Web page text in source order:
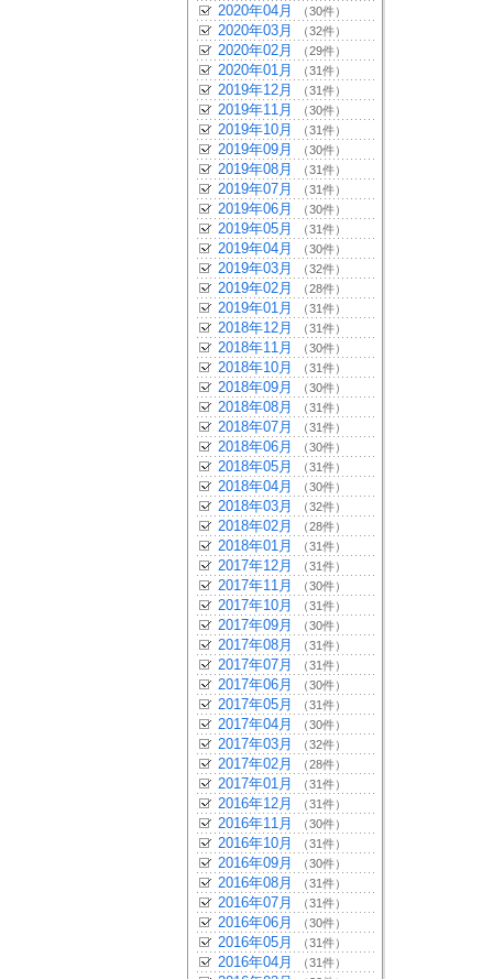
2020年04月 （30件）
2020年03月 （32件）
2020年02月 （29件）
2020年01月 （31件）
2019年12月 （31件）
2019年11月 （30件）
2019年10月 （31件）
2019年09月 （30件）
2019年08月 （31件）
2019年07月 （31件）
2019年06月 （30件）
2019年05月 （31件）
2019年04月 （30件）
2019年03月 （32件）
2019年02月 （28件）
2019年01月 （31件）
2018年12月 （31件）
2018年11月 （30件）
2018年10月 （31件）
2018年09月 （30件）
2018年08月 （31件）
2018年07月 （31件）
2018年06月 （30件）
2018年05月 （31件）
2018年04月 （30件）
2018年03月 （32件）
2018年02月 （28件）
2018年01月 （31件）
2017年12月 （31件）
2017年11月 （30件）
2017年10月 （31件）
2017年09月 （30件）
2017年08月 （31件）
2017年07月 （31件）
2017年06月 （30件）
2017年05月 （31件）
2017年04月 （30件）
2017年03月 （32件）
2017年02月 （28件）
2017年01月 （31件）
2016年12月 （31件）
2016年11月 （30件）
2016年10月 （31件）
2016年09月 （30件）
2016年08月 （31件）
2016年07月 （31件）
2016年06月 （30件）
2016年05月 （31件）
2016年04月 （31件）